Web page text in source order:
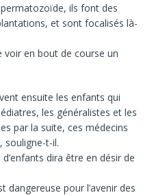
ils font des
et sont focalisés là-
en bout de course un
ensuite les enfants qui
les généralistes et les
par la suite, ces médecins
souligne-t-il.
dira être en désir de
dangereuse pour l’avenir des